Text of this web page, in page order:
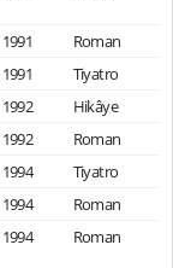
1991
Roman
1991
Tiyatro
1992
Hikâye
1992
Roman
1994
Tiyatro
1994
Roman
1994 Roman